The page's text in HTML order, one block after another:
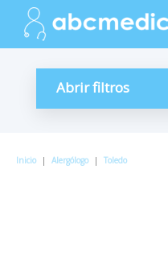
Abrir filtros
Inicio | Alergólogo | Toledo